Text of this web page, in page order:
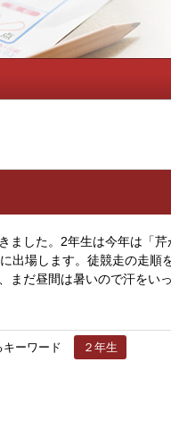
した。2年生は今年は「
場します。徒競走の走順
だ昼間は暑いので汗をい
ーワード ２年生